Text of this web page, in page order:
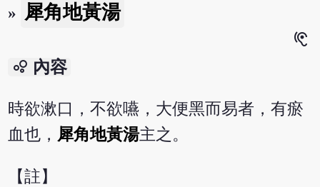
» 犀角地黃湯
hearing
bubble_chart 內容
時欲漱口，不欲嚥，大便黑而易者，有瘀
血也， 犀角地黃湯主之。
【註】